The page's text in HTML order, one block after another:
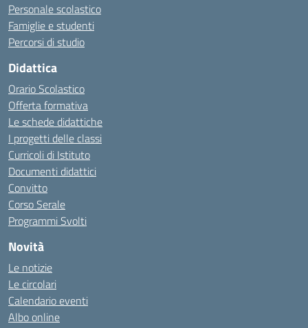
Personale scolastico
Famiglie e studenti
Percorsi di studio
Didattica
Orario Scolastico
Offerta formativa
Le schede didattiche
I progetti delle classi
Curricoli di Istituto
Documenti didattici
Convitto
Corso Serale
Programmi Svolti
Novità
Le notizie
Le circolari
Calendario eventi
Albo online